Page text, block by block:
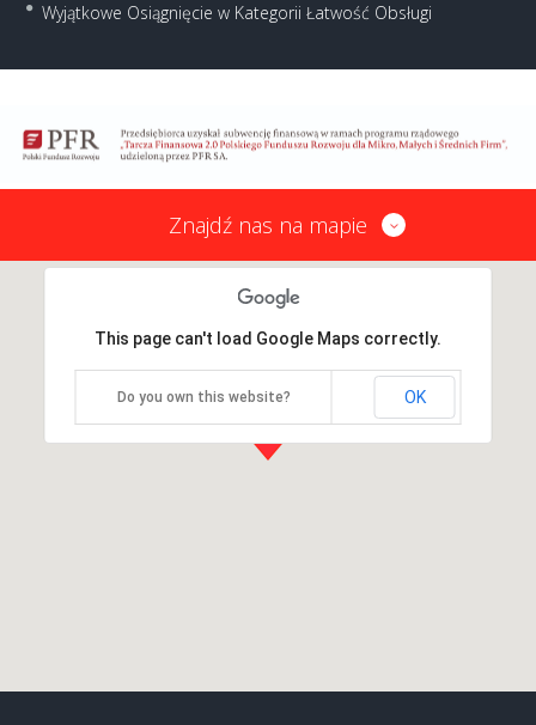
Wyjątkowe Osiągnięcie w Kategorii Łatwość Obsługi
Znajdź nas na mapie
This page can't load Google Maps correctly.
Do you own this website? OK